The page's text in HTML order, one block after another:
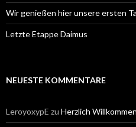
Wir genießen hier unsere ersten
Letzte Etappe Daimus
NEUESTE KOMMENTARE
LeroyoxypE zu Herzlich Willkommen